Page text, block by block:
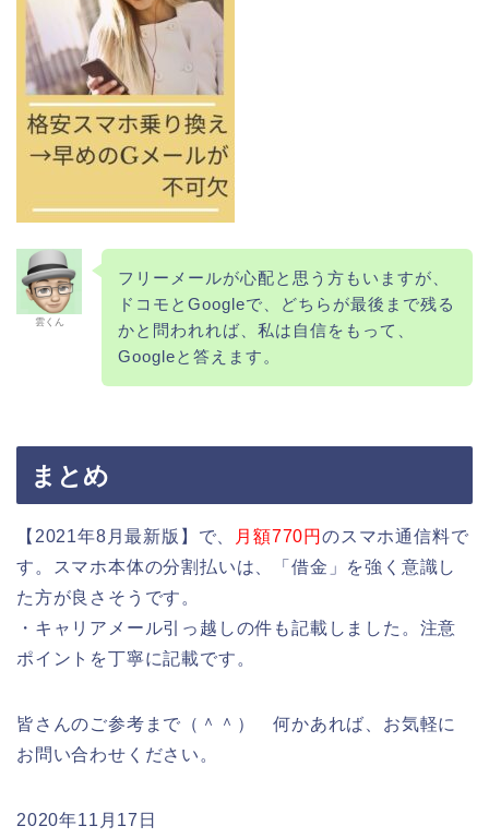
雲くん
フリーメールが心配と思う方もいますが、
ドコモとGoogleで、どちらが最後まで残る
かと問われれば、私は自信をもって、
Googleと答えます。
まとめ
【2021年8月最新版】で、 月額770円のスマホ通信料で
す。スマホ本体の分割払いは、「借金」を強く意識し
た方が良さそうです。
・キャリアメール引っ越しの件も記載しました。注意
ポイントを丁寧に記載です。
皆さんのご参考まで（＾＾） 何かあれば、お気軽に
お問い合わせください。
2020年11月17日